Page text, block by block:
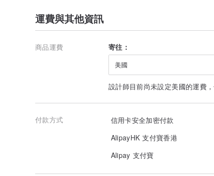
運費與其他資訊
商品運費 寄往：
美國
設計師目前尚未設定美國的運費，
付款方式
信用卡安全加密付款
AlipayHK 支付寶香港
Alipay 支付寶